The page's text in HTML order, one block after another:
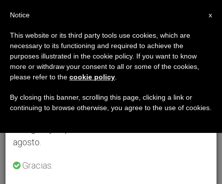
×
Aviso importante
Del 27 de julio al 7 de agosto haremos la pausa
anual, aprovechando que en el periodo de verano
se generan menos informaciones y también el
agosto.
Gracias.
x
Notice
This website or its third party tools use cookies, which are
necessary to its functioning and required to achieve the
purposes illustrated in the cookie policy. If you want to know
more or withdraw your consent to all or some of the cookies,
please refer to the cookie policy
By closing this banner, scrolling this page, clicking a link or
continuing to browse otherwise, you agree to the use of cookies.